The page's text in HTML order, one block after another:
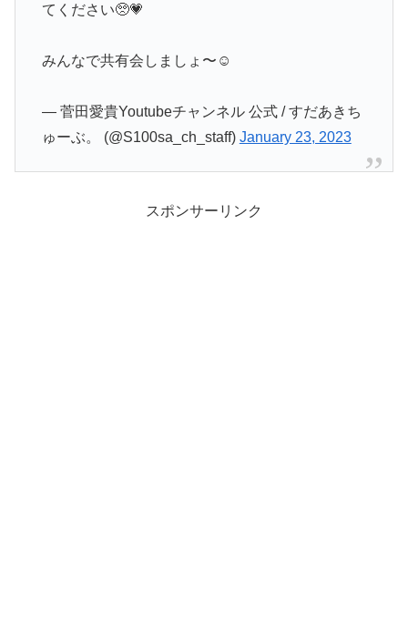
てください🥺💗
みんなで共有会しましょ〜☺︎
— 菅田愛貴Youtubeチャンネル 公式 / すだあきち
ゅーぶ。 (@S100sa_ch_staff) January 23, 2023
スポンサーリンク